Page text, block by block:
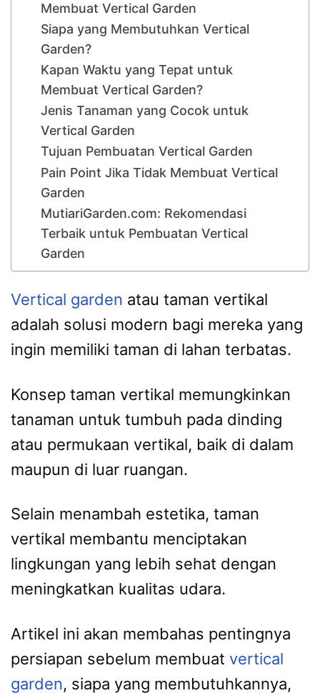
Membuat Vertical Garden
Siapa yang Membutuhkan Vertical
Garden?
Kapan Waktu yang Tepat untuk
Membuat Vertical Garden?
Jenis Tanaman yang Cocok untuk
Vertical Garden
Tujuan Pembuatan Vertical Garden
Pain Point Jika Tidak Membuat Vertical
Garden
MutiariGarden.com: Rekomendasi
Terbaik untuk Pembuatan Vertical
Garden
Vertical garden atau taman vertikal
adalah solusi modern bagi mereka yang
ingin memiliki taman di lahan terbatas.
Konsep taman vertikal memungkinkan
tanaman untuk tumbuh pada dinding
atau permukaan vertikal, baik di dalam
maupun di luar ruangan.
Selain menambah estetika, taman
vertikal membantu menciptakan
lingkungan yang lebih sehat dengan
meningkatkan kualitas udara.
Artikel ini akan membahas pentingnya
persiapan sebelum membuat vertical
garden, siapa yang membutuhkannya,